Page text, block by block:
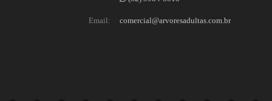
Email: comercial@arvoresadultas.com.br